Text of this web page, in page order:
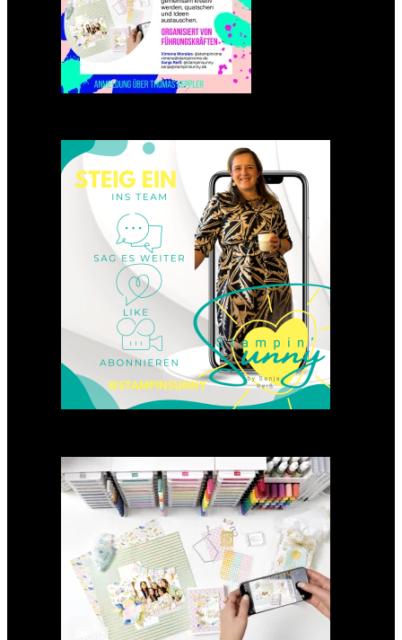
Einsteigen 2025 im Team
Stampin‘ Sunny
23. Januar 2025
GANZ NEU: Scrapbooking
Club 2025
21. Januar 2025